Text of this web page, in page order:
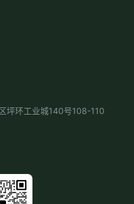
坪环工业城140号108-110